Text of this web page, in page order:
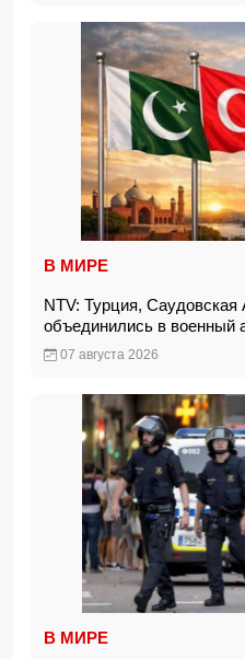
В МИРЕ
NTV: Турция, Саудовская
объединились в военный
07 августа 2026
В МИРЕ